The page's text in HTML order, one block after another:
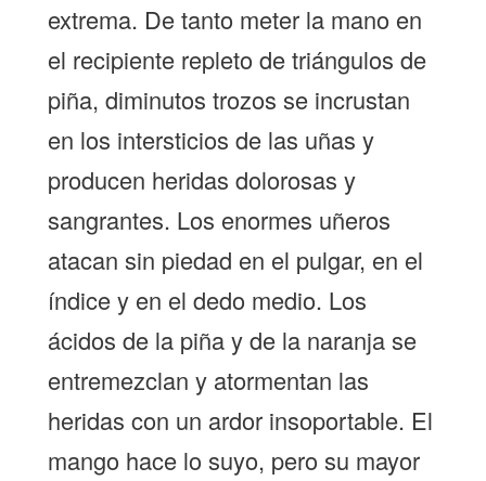
extrema. De tanto meter la mano en
el recipiente repleto de triángulos de
piña, diminutos trozos se incrustan
en los intersticios de las uñas y
producen heridas dolorosas y
sangrantes. Los enormes uñeros
atacan sin piedad en el pulgar, en el
índice y en el dedo medio. Los
ácidos de la piña y de la naranja se
entremezclan y atormentan las
heridas con un ardor insoportable. El
mango hace lo suyo, pero su mayor